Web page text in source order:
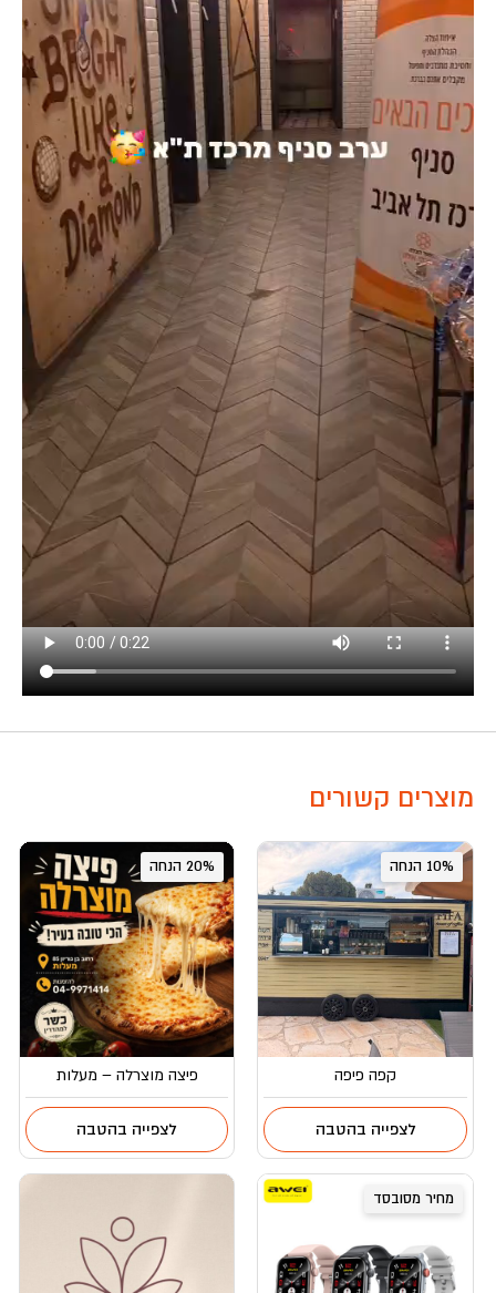
מוצרים קשורים
10% הנחה
קפה פיפה
לצפייה בהטבה
20% הנחה
פיצה מוצרלה – מעלות
לצפייה בהטבה
מחיר מסובסד